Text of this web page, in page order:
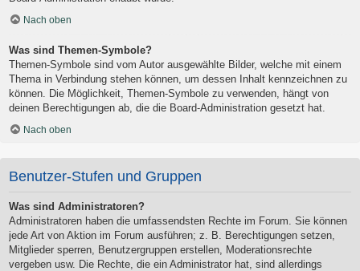
Nach oben
Was sind Themen-Symbole?
Themen-Symbole sind vom Autor ausgewählte Bilder, welche mit einem
Thema in Verbindung stehen können, um dessen Inhalt kennzeichnen zu
können. Die Möglichkeit, Themen-Symbole zu verwenden, hängt von
deinen Berechtigungen ab, die die Board-Administration gesetzt hat.
Nach oben
Benutzer-Stufen und Gruppen
Was sind Administratoren?
Administratoren haben die umfassendsten Rechte im Forum. Sie können
jede Art von Aktion im Forum ausführen; z. B. Berechtigungen setzen,
Mitglieder sperren, Benutzergruppen erstellen, Moderationsrechte
vergeben usw. Die Rechte, die ein Administrator hat, sind allerdings